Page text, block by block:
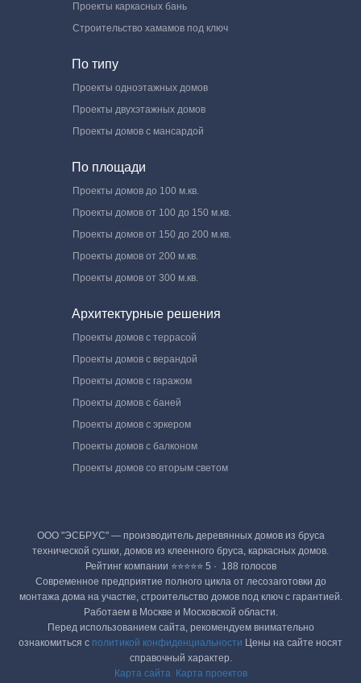
Проекты каркасных бань
Строительство хамамов под ключ
По типу
Проекты одноэтажных домов
Проекты двухэтажных домов
Проекты домов с мансардой
По площади
Проекты домов до 100 м.кв.
Проекты домов от 100 до 150 м.кв.
Проекты домов от 150 до 200 м.кв.
Проекты домов от 200 м.кв.
Проекты домов от 300 м.кв.
Архитектурные решения
Проекты домов с террасой
Проекты домов с верандой
Проекты домов с гаражом
Проекты домов с баней
Проекты домов с эркером
Проекты домов с балконом
Проекты домов со вторым светом
ООО "ЭСБРУС" — производитель деревянных домов из бруса
технической сушки, домов из клеенного бруса, каркасных домов.
Рейтинг компании ⭐⭐⭐⭐⭐ 5 · ‎ 188 голосов
Современное предприятие полного цикла от лесозаготовки до
монтажа дома на участке, строительство домов под ключ с гарантией.
Работаем в Москве и Московской области.
Перед использованием сайта, рекомендуем внимательно
ознакомиться с политикой конфиденциальности Цены на сайте носят
справочный характер.
Карта сайта
Карта проектов